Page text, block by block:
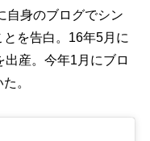
身のブログでシン
を告白。16年5月に
産。今年1月にブロ
。